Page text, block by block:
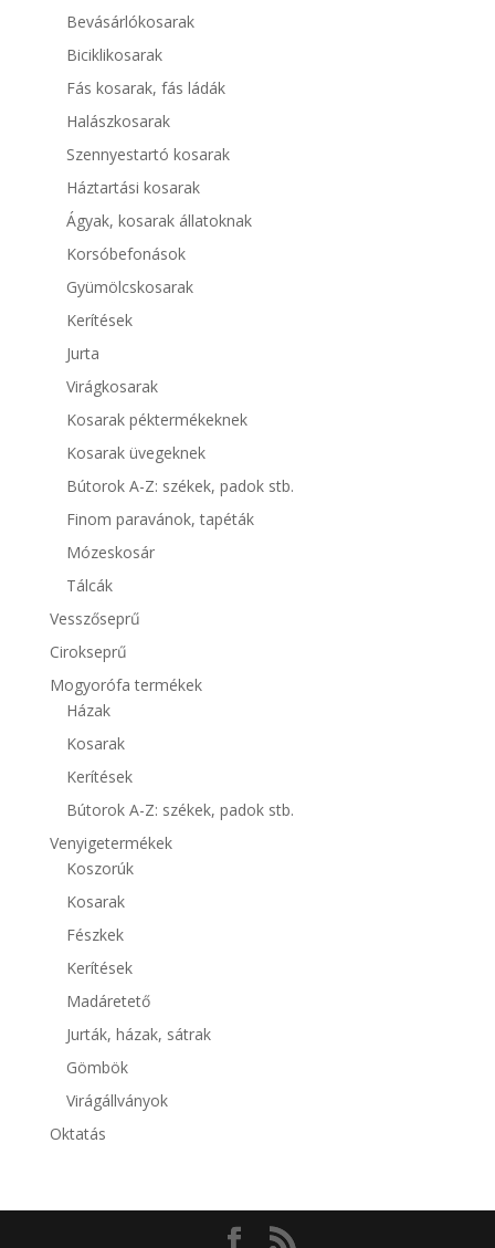
Bevásárlókosarak
Biciklikosarak
Fás kosarak, fás ládák
Halászkosarak
Szennyestartó kosarak
Háztartási kosarak
Ágyak, kosarak állatoknak
Korsóbefonások
Gyümölcskosarak
Kerítések
Jurta
Virágkosarak
Kosarak péktermékeknek
Kosarak üvegeknek
Bútorok A-Z: székek, padok stb.
Finom paravánok, tapéták
Mózeskosár
Tálcák
Vesszőseprű
Cirokseprű
Mogyorófa termékek
Házak
Kosarak
Kerítések
Bútorok A-Z: székek, padok stb.
Venyigetermékek
Koszorúk
Kosarak
Fészkek
Kerítések
Madáretető
Jurták, házak, sátrak
Gömbök
Virágállványok
Oktatás